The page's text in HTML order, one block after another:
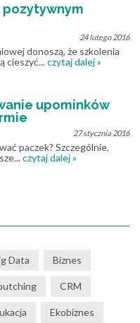
pozytywnym
24 lutego 2016
donoszą, że szkolenia
cieszyć...czytaj dalej »
upominków
27 stycznia 2016
paczek? Szczególnie,
czytaj dalej »
Data Biznes
CRM
Ekobiznes